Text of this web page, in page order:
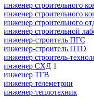
инженер строительного
инженер строительного
инженер строительного
инженер строительной
инженер-строитель ПГС
инженер-строитель ПТО
инженер строитель-
инженер СХД 1
инженер ТГВ
инженер телеметрии
инженер-теплотехник